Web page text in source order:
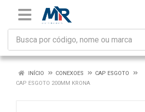
INÍCIO CONEXOES
CAP ESGOTO
CAP ESGOTO 200MM KRONA